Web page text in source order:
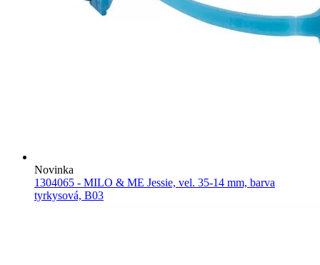
Novinka
1304065 - MILO & ME Jessie, vel. 35-14 mm, barva
tyrkysová, B03